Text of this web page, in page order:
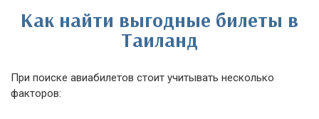
Как найти выгодные билеты в
Таиланд
При поиске авиабилетов стоит учитывать несколько
факторов: